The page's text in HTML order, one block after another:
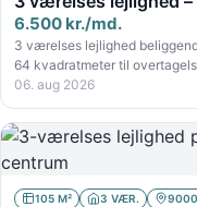
6.500 kr./md.
3 værelses lejlighed
64 kvadratmeter til
06. aug 2026
105 M² 3 VÆR. 9000